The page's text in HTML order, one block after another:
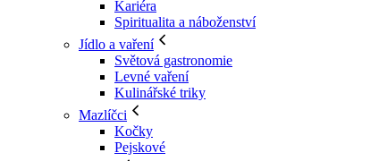
Kariéra
Spiritualita a náboženství
Jídlo a vaření
Světová gastronomie
Levné vaření
Kulinářské triky
Mazlíčci
Kočky
Pejskové